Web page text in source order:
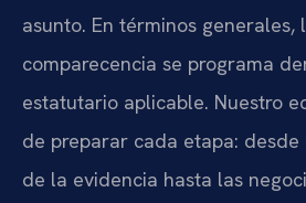
asunto. En términos generales,
comparecencia se programa
estatutario aplicable. Nuestro
de preparar cada etapa: desde
de la evidencia hasta las